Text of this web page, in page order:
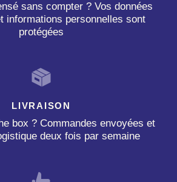
sans compter ? Vos données
informations personnelles sont
protégées
LIVRAISON
box ? Commandes envoyées et
deux fois par semaine